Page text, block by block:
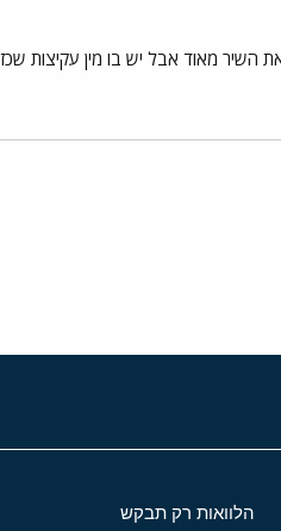
השיר מאוד אבל יש בו מין עקיצות
הלוואות רק תבקש